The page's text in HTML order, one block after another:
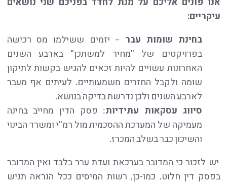
עיקריים:
בחינת שומות עבר – יזמים ששילמו מס רכישה
בפרויקטים של "מחיר למשתכן" בארבע השנים
האחרונות עשויים להיות זכאים להגיש בקשות לתיקון
שומה ולקבל החזרים משמעותיים. לעיתים אף מעבר
לארבע השנים ולכן נדרשת בדיקה בנושא.
סיווג עסקאות עתידיות: פסק הדין מחייב בחינה
מעמיקה של המערכת ההסכמית מול רמ"י ומשרד הבינוי
והשיכון כבר בשלב המכרז.
יש לזכור כי המדובר בערכאת ועדת ערר בלבד ואין המדובר
בפסק דין חלוט. כמו-כן, רשות המיסים ככל הנראה תגיש